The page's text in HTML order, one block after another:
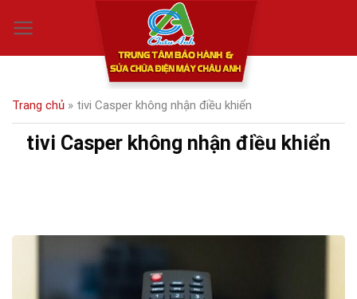
Trang chủ » tivi Casper không nhận điều khiển
tivi Casper không nhận điều khiển